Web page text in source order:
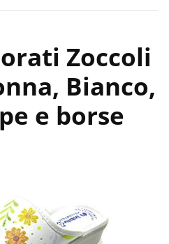
Zoccoli
Bianco,
e borse